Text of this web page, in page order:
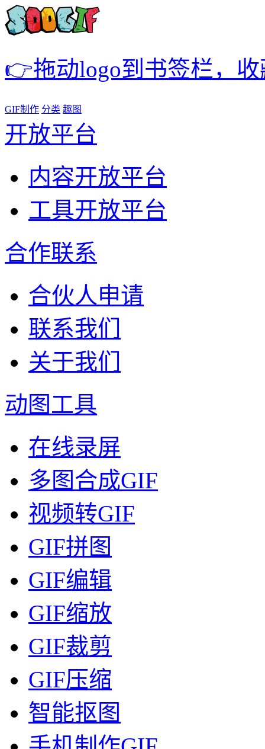
👉拖动logo到书签栏，
GIF制作 分类 趣图
开放平台
内容开放平台
工具开放平台
合作联系
合伙人申请
联系我们
关于我们
动图工具
在线录屏
多图合成GIF
视频转GIF
GIF拼图
GIF编辑
GIF缩放
GIF裁剪
GIF压缩
智能抠图